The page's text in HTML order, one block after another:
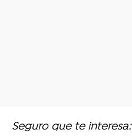
Seguro que te interesa: